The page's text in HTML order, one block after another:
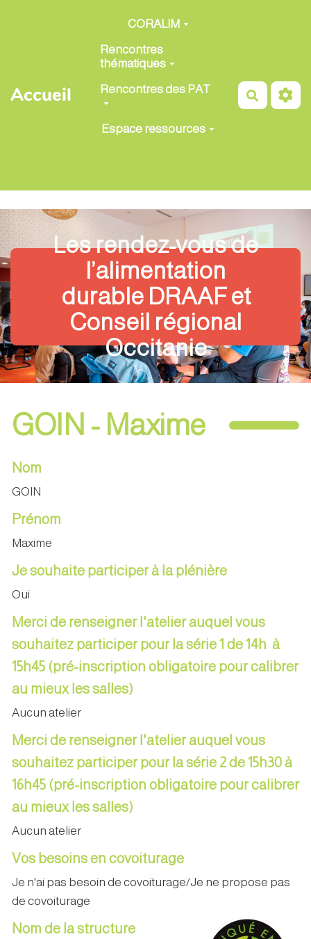
Aller au contenu principal
Accueil
CORALIM
Rencontres
thématiques
Rencontres des PAT
Espace ressources
Les rendez-vous de
l’alimentation
durable DRAAF et
Conseil régional
Occitanie
GOIN - Maxime
Nom
GOIN
Prénom
Maxime
Je souhaite participer à la plénière
Oui
Merci de renseigner l'atelier auquel vous
souhaitez participer pour la série 1 de 14h à
15h45 (pré-inscription obligatoire pour calibrer
au mieux les salles)
Aucun atelier
Merci de renseigner l'atelier auquel vous
souhaitez participer pour la série 2 de 15h30 à
16h45 (pré-inscription obligatoire pour calibrer
au mieux les salles)
Aucun atelier
Vos besoins en covoiturage
Je n'ai pas besoin de covoiturage/Je ne propose pas
de covoiturage
Nom de la structure